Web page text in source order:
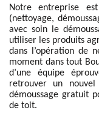
Notre entreprise
(nettoyage,
avec soin le
utiliser les produits
dans l’opération de
moment dans tout
d’une équipe
retrouver un
démoussage gratuit
de toit.